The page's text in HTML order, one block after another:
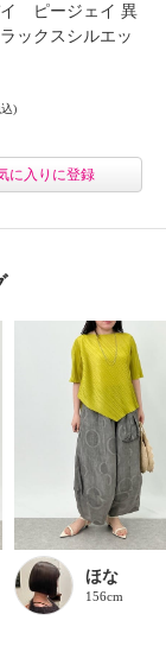
イ ピージェイ 異
ックスシルエッ
)
に入りに登録
ほな
156cm